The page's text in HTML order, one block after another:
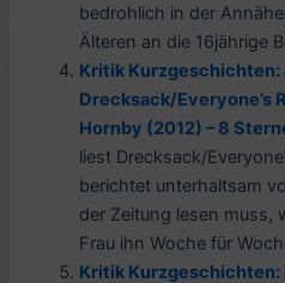
bedrohlich in der
Älteren an die 16jährige
Kritik Kurzgeschichten:
Drecksack/Everyone’s
Hornby (2012) – 8
liest Drecksack/
berichtet unterhaltsam
der Zeitung lesen muss,
Frau ihn Woche für
Kritik Kurzgeschichten: